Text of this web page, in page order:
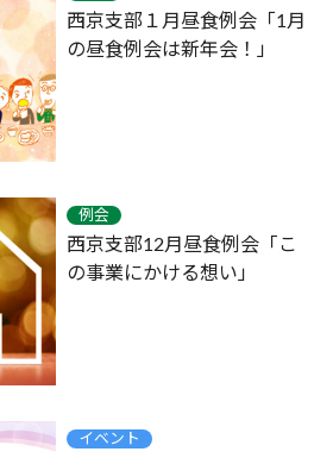
西京支部１月昼食例会「1月
の昼食例会は新年会！」
例会
西京支部12月昼食例会「こ
の事業にかける想い」
イベント